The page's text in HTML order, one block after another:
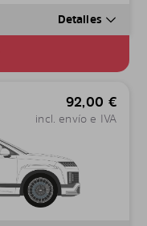
Detalles
92,00 €
incl. envío e IVA